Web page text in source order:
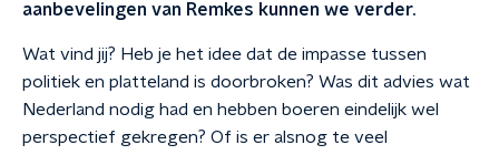
aanbevelingen van Remkes kunnen we verder.
Wat vind jij? Heb je het idee dat de impasse tussen
politiek en platteland is doorbroken? Was dit advies wat
Nederland nodig had en hebben boeren eindelijk wel
perspectief gekregen? Of is er alsnog te veel